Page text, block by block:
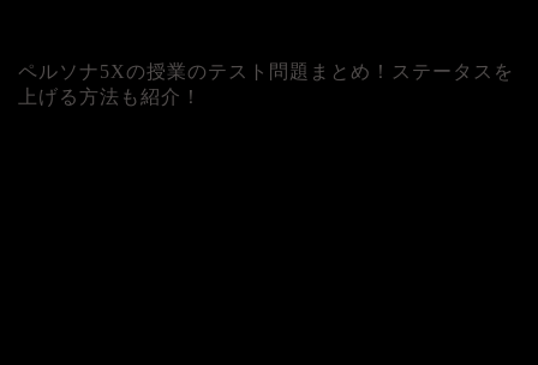
ペルソナ5Xの授業のテスト問題まとめ！ステータスを
上げる方法も紹介！